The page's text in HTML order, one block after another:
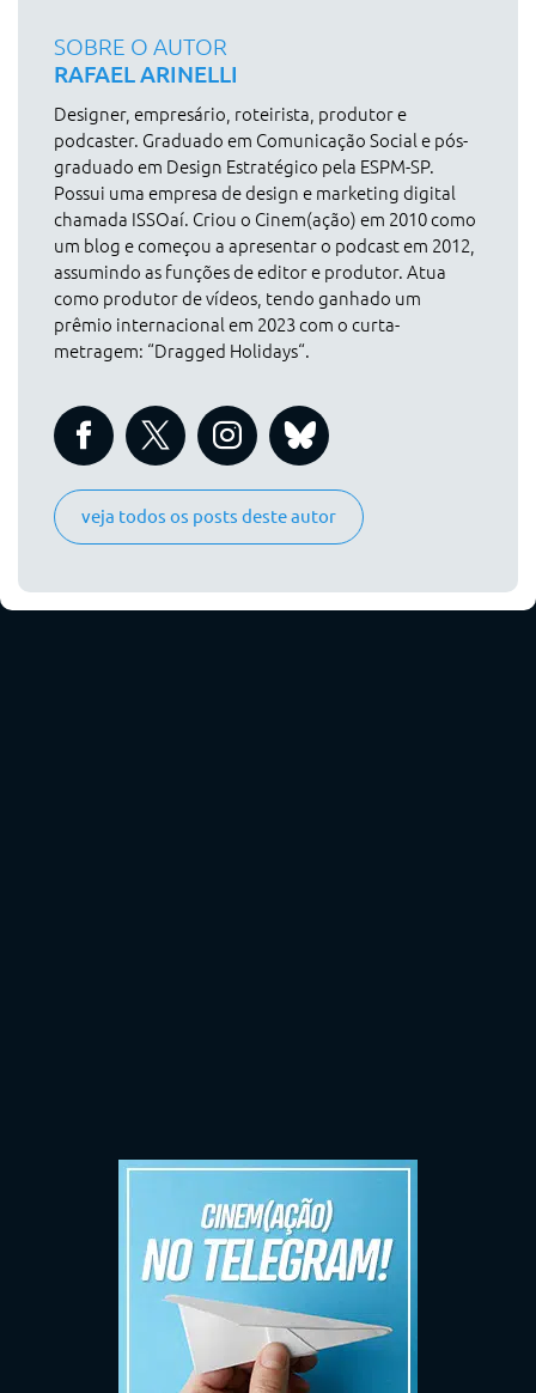
SOBRE O AUTOR
RAFAEL ARINELLI
Designer, empresário, roteirista, produtor e
podcaster. Graduado em Comunicação Social e pós-
graduado em Design Estratégico pela ESPM-SP.
Possui uma empresa de design e marketing digital
chamada ISSOaí. Criou o Cinem(ação) em 2010 como
um blog e começou a apresentar o podcast em 2012,
assumindo as funções de editor e produtor. Atua
como produtor de vídeos, tendo ganhado um
prêmio internacional em 2023 com o curta-
metragem: “Dragged Holidays“.
veja todos os posts deste autor